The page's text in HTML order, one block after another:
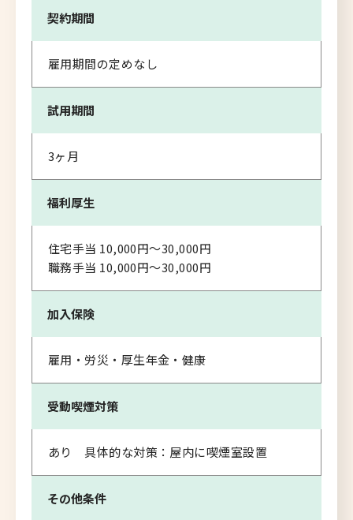
契約期間
雇用期間の定めなし
試用期間
3ヶ月
福利厚生
住宅手当 10,000円〜30,000円
職務手当 10,000円〜30,000円
加入保険
雇用・労災・厚生年金・健康
受動喫煙対策
あり 具体的な対策：屋内に喫煙室設置
その他条件